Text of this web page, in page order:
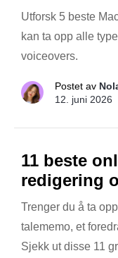
Utforsk 5 beste
kan ta opp alle
voiceovers.
Postet av
12. juni 2026
11 beste
redigering
Trenger du å ta
talememo, et
Sjekk ut disse 11